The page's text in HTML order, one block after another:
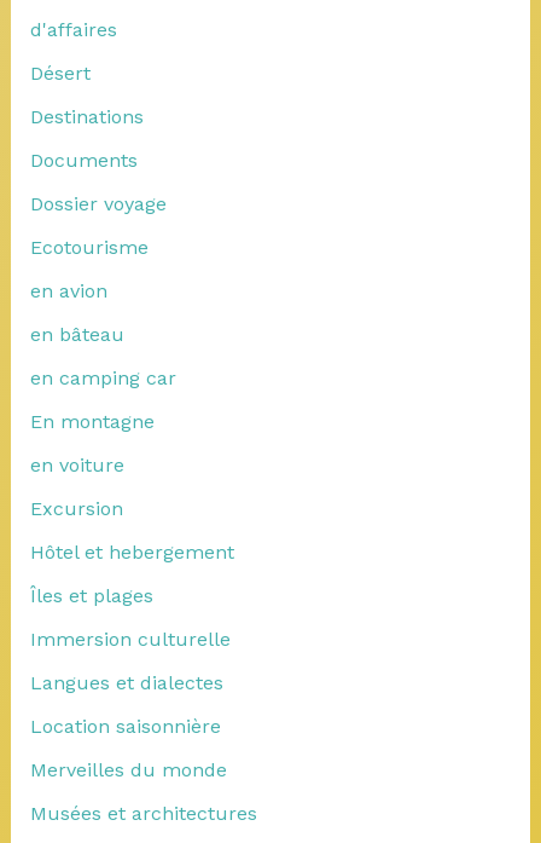
d'affaires
Désert
Destinations
Documents
Dossier voyage
Ecotourisme
en avion
en bâteau
en camping car
En montagne
en voiture
Excursion
Hôtel et hebergement
Îles et plages
Immersion culturelle
Langues et dialectes
Location saisonnière
Merveilles du monde
Musées et architectures